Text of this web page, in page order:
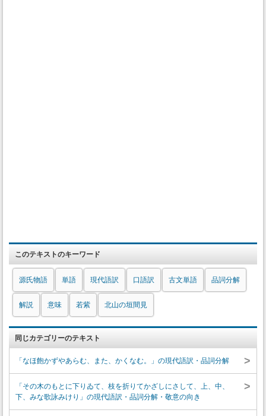
このテキストのキーワード
源氏物語 単語 現代語訳 口語訳 古文単語 品詞分解
解説 意味 若紫 北山の垣間見
同じカテゴリーのテキスト
「なほ飽かずやあらむ、また、かくなむ。」の現代語訳・品詞分解 >
「その木のもとに下りゐて、枝を折りてかざしにさして、上、中、
下、みな歌詠みけり」の現代語訳・品詞分解・敬意の向き
>